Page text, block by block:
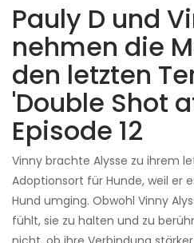
Pauly D und
nehmen die
den letzten
'Double Shot
Episode 12
Vinny brachte Alysse zu ihrem
Adoptionsort für Hunde, weil er
Hund umging. Obwohl Vinny
fühlt, sie zu halten und zu